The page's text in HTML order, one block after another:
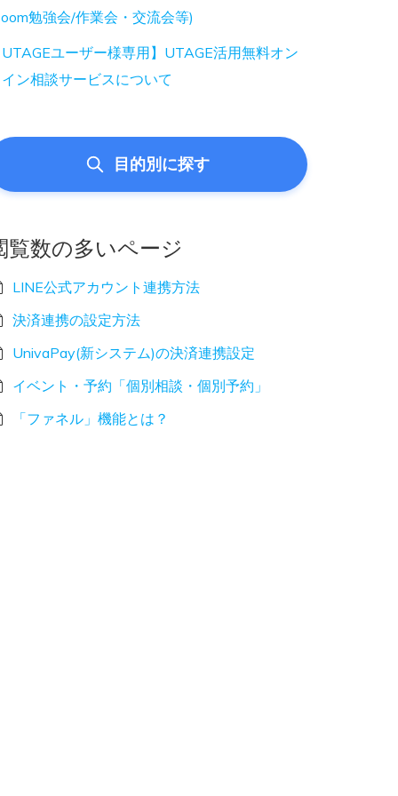
勉強会/作業会・交流会等)
ユーザー様専用】UTAGE活用無料オン
ン相談サービスについて
目的別に探す
覧数の多いページ
LINE公式アカウント連携方法
決済連携の設定方法
UnivaPay(新システム)の決済連携設定
イベント・予約「個別相談・個別予約」
「ファネル」機能とは？